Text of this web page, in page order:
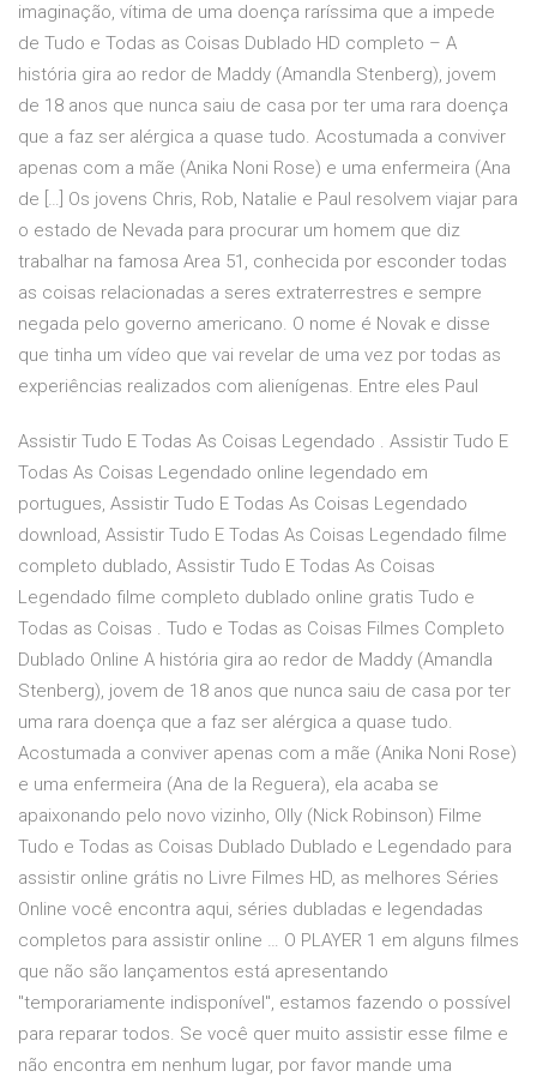
imaginação, vítima de uma doença raríssima que a impede
de Tudo e Todas as Coisas Dublado HD completo – A
história gira ao redor de Maddy (Amandla Stenberg), jovem
de 18 anos que nunca saiu de casa por ter uma rara doença
que a faz ser alérgica a quase tudo. Acostumada a conviver
apenas com a mãe (Anika Noni Rose) e uma enfermeira (Ana
de […] Os jovens Chris, Rob, Natalie e Paul resolvem viajar para
o estado de Nevada para procurar um homem que diz
trabalhar na famosa Area 51, conhecida por esconder todas
as coisas relacionadas a seres extraterrestres e sempre
negada pelo governo americano. O nome é Novak e disse
que tinha um vídeo que vai revelar de uma vez por todas as
experiências realizados com alienígenas. Entre eles Paul
Assistir Tudo E Todas As Coisas Legendado . Assistir Tudo E
Todas As Coisas Legendado online legendado em
portugues, Assistir Tudo E Todas As Coisas Legendado
download, Assistir Tudo E Todas As Coisas Legendado filme
completo dublado, Assistir Tudo E Todas As Coisas
Legendado filme completo dublado online gratis Tudo e
Todas as Coisas . Tudo e Todas as Coisas Filmes Completo
Dublado Online A história gira ao redor de Maddy (Amandla
Stenberg), jovem de 18 anos que nunca saiu de casa por ter
uma rara doença que a faz ser alérgica a quase tudo.
Acostumada a conviver apenas com a mãe (Anika Noni Rose)
e uma enfermeira (Ana de la Reguera), ela acaba se
apaixonando pelo novo vizinho, Olly (Nick Robinson) Filme
Tudo e Todas as Coisas Dublado Dublado e Legendado para
assistir online grátis no Livre Filmes HD, as melhores Séries
Online você encontra aqui, séries dubladas e legendadas
completos para assistir online … O PLAYER 1 em alguns filmes
que não são lançamentos está apresentando
"temporariamente indisponível", estamos fazendo o possível
para reparar todos. Se você quer muito assistir esse filme e
não encontra em nenhum lugar, por favor mande uma